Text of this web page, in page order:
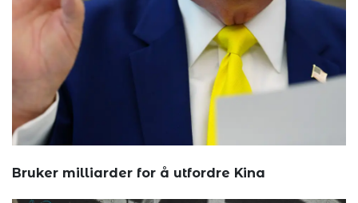
Bruker milliarder for å utfordre Kina